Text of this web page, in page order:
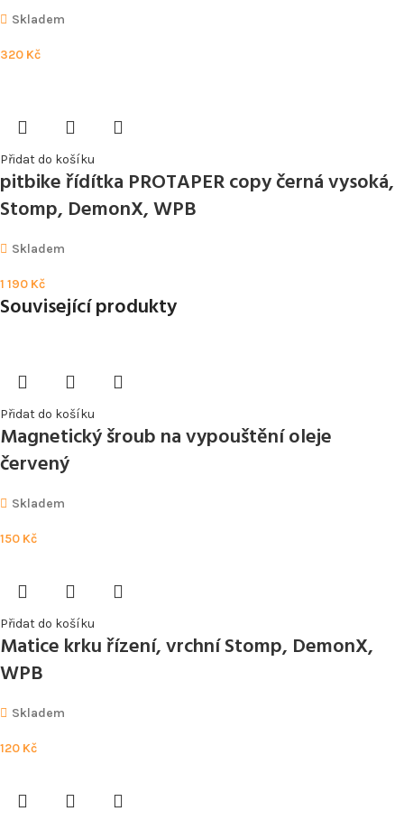
Skladem
320 Kč
Přidat do košíku
pitbike řídítka PROTAPER copy černá vysoká,
Stomp, DemonX, WPB
Skladem
1 190 Kč
Související produkty
Přidat do košíku
Magnetický šroub na vypouštění oleje
červený
Skladem
150 Kč
Přidat do košíku
Matice krku řízení, vrchní Stomp, DemonX,
WPB
Skladem
120 Kč